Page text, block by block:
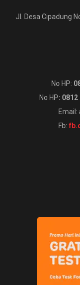
Jl. Desa Cipadung
No HP:
No HP:
Email:
Fb: